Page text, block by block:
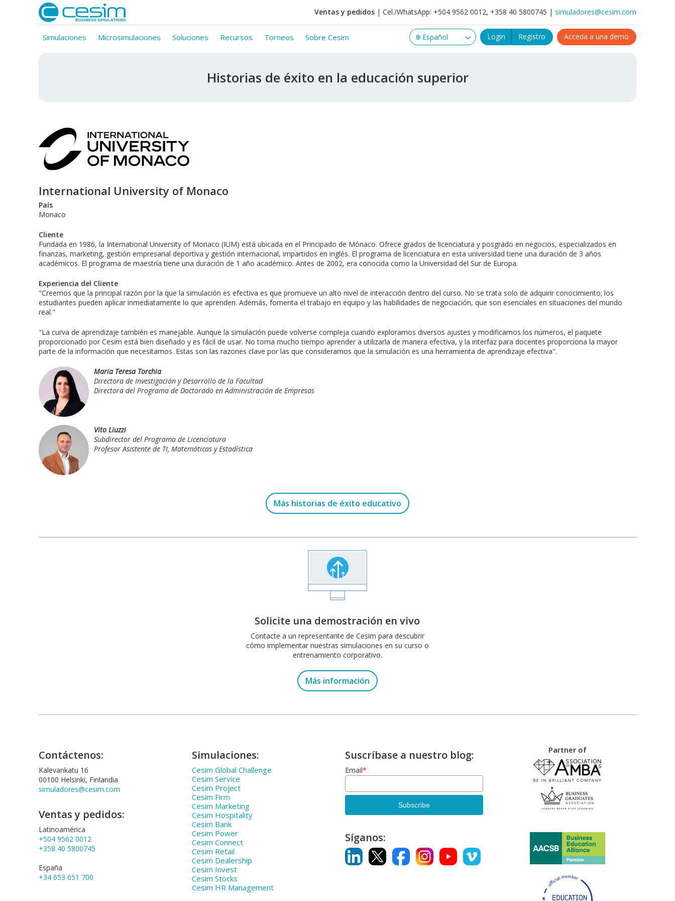
Ventas y pedidos| Cel./WhatsApp: +504 9562 0012, +358 40 5800745 | simuladores@cesim.com
Simulaciones Microsimulaciones Soluciones Recursos Torneos Sobre Cesim Login Registro Acceda a una demo
Historias de éxito en la educación superior
International University of Monaco
País
Monaco
Cliente
Fundada en 1986, la International University of Monaco (IUM) está ubicada en el Principado de Mónaco. Ofrece grados de licenciatura y posgrado en negocios, especializados en
finanzas, marketing, gestión empresarial deportiva y gestión internacional, impartidos en inglés. El programa de licenciatura en esta universidad tiene una duración de 3 años
académicos. El programa de maestría tiene una duración de 1 año académico. Antes de 2002, era conocida como la Universidad del Sur de Europa.
Experiencia del Cliente
"Creemos que la principal razón por la que la simulación es efectiva es que promueve un alto nivel de interacción dentro del curso. No se trata solo de adquirir conocimiento; los
estudiantes pueden aplicar inmediatamente lo que aprenden. Además, fomenta el trabajo en equipo y las habilidades de negociación, que son esenciales en situaciones del mundo
real."
"La curva de aprendizaje también es manejable. Aunque la simulación puede volverse compleja cuando exploramos diversos ajustes y modificamos los números, el paquete
proporcionado por Cesim está bien diseñado y es fácil de usar. No toma mucho tiempo aprender a utilizarla de manera efectiva, y la interfaz para docentes proporciona la mayor
parte de la información que necesitamos. Estas son las razones clave por las que consideramos que la simulación es una herramienta de aprendizaje efectiva".
Maria Teresa Torchia
Directora de Investigación y Desarrollo de la Facultad
Directora del Programa de Doctorado en Administración de Empresas
Vito Liuzzi
Subdirector del Programa de Licenciatura
Profesor Asistente de TI, Matemáticas y Estadística
Más historias de éxito educativo
Solicite una demostración en vivo
Contacte a un representante de Cesim para descubrir
cómo implementar nuestras simulaciones en su curso o
entrenamiento corporativo.
Más información
Contáctenos:
Kalevankatu 16
00100 Helsinki, Finlandia
simuladores@cesim.com
Ventas y pedidos:
Latinoamérica
+504 9562 0012
+358 40 5800745
España
+34 653 651 700
Simulaciones:
Cesim Global Challenge
Cesim Service
Cesim Project
Cesim Firm
Cesim Marketing
Cesim Hospitality
Cesim Bank
Cesim Power
Cesim Connect
Cesim Retail
Cesim Dealership
Cesim Invest
Cesim Stocks
Cesim HR Management
Suscríbase a nuestro blog:
Email*
Síganos:
Partner of